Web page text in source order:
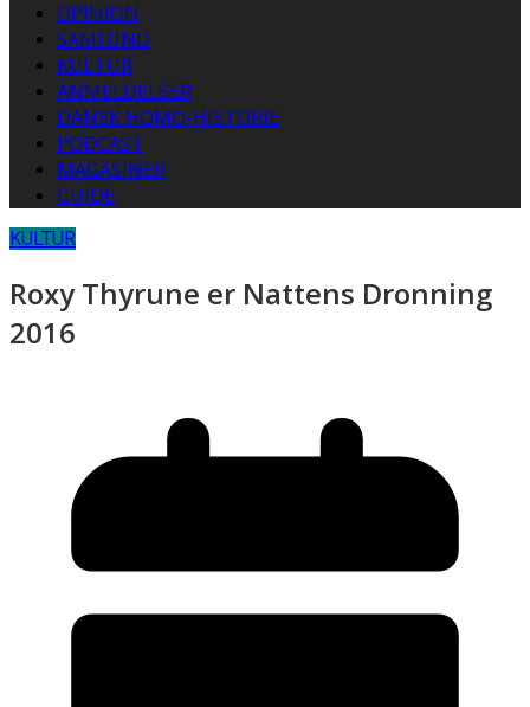
OPINION
SAMFUND
KULTUR
ANMELDELSER
DANSK HOMO-HISTORIE
PODCAST
MAGASINER
GUIDE
KULTUR
Roxy Thyrune er Nattens Dronning
2016